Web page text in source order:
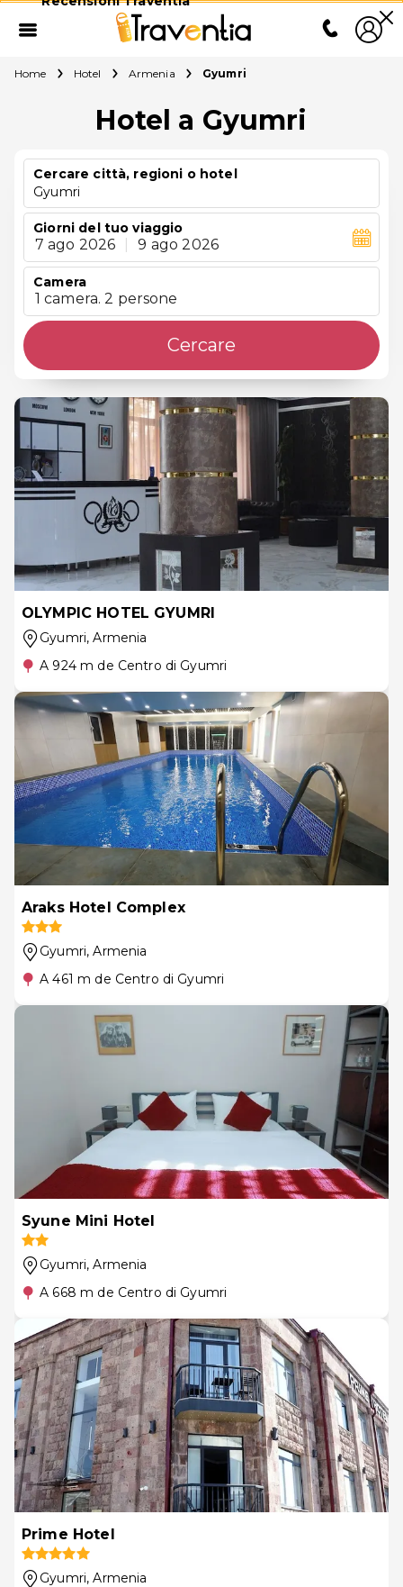
Home Hotel Armenia Gyumri
Hotel a Gyumri
Cercare città, regioni o hotel
Gyumri
Giorni del tuo viaggio
7 ago 2026 9 ago 2026
Camera
1 camera. 2 persone
Cercare
OLYMPIC HOTEL GYUMRI
Gyumri, Armenia
A 924 m de Centro di Gyumri
Araks Hotel Complex
Gyumri, Armenia
A 461 m de Centro di Gyumri
Syune Mini Hotel
Gyumri, Armenia
A 668 m de Centro di Gyumri
Prime Hotel
Gyumri, Armenia